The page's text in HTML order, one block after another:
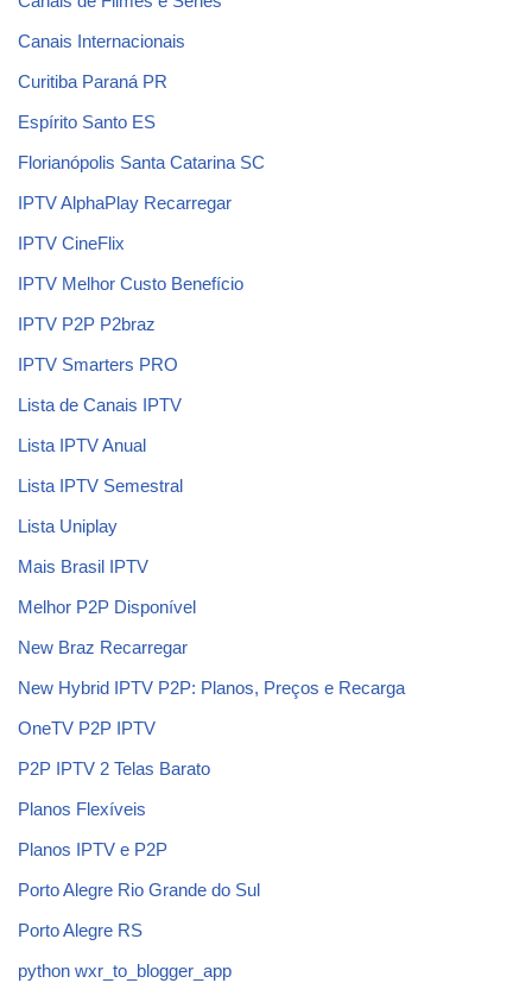
Canais Internacionais
Curitiba Paraná PR
Espírito Santo ES
Florianópolis Santa Catarina SC
IPTV AlphaPlay Recarregar
IPTV CineFlix
IPTV Melhor Custo Benefício
IPTV P2P P2braz
IPTV Smarters PRO
Lista de Canais IPTV
Lista IPTV Anual
Lista IPTV Semestral
Lista Uniplay
Mais Brasil IPTV
Melhor P2P Disponível
New Braz Recarregar
New Hybrid IPTV P2P: Planos, Preços e Recarga
OneTV P2P IPTV
P2P IPTV 2 Telas Barato
Planos Flexíveis
Planos IPTV e P2P
Porto Alegre Rio Grande do Sul
Porto Alegre RS
python wxr_to_blogger_app